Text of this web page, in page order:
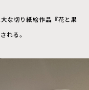
な切り紙絵作品『花と果
れる。